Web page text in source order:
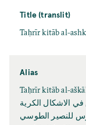
Title (translit)
Taḥrīr kitāb al-
Alias
Taḥrīr kitāb al-
الاشكال الكرية
للنصير الطوسي